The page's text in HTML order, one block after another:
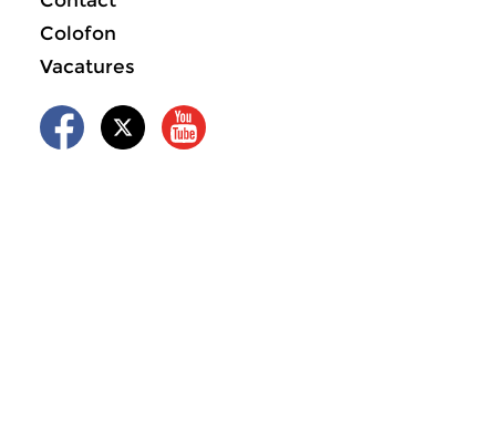
Colofon
Vacatures